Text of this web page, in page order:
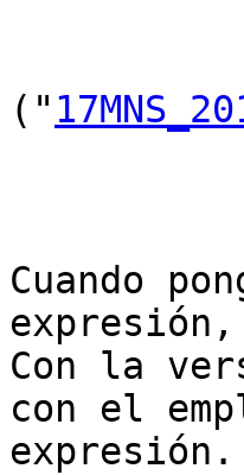
("
Cuando
Con la
con el
expresión.